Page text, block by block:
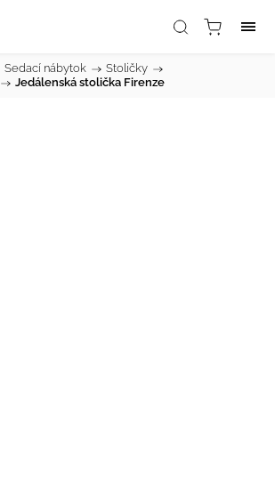
Sedací nábytok / Stoličky /
/ Jedálenská stolička Firenze